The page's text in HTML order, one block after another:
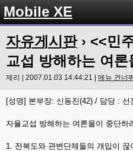
Mobile XE
자유게시판› <<민
교섭 방해하는 여
제리 | 2007.01.03 14:44:21 | 메뉴 건너
[성명] 본부장: 신동진(42) / 담당 : 선
자율교섭 방해하는 여론몰이 중단하
1. 전북도와 관변단체들의 개입이